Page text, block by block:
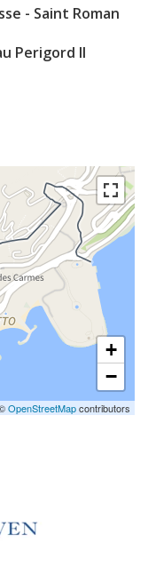
- Saint Roman
Perigord II
+
−
OpenStreetMapcontributors